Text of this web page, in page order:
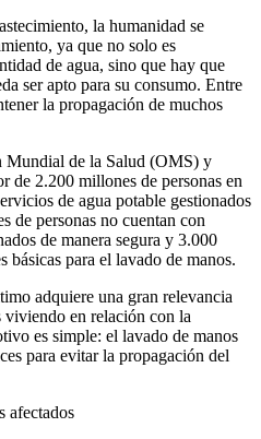
la humanidad se
ya que no solo es
de agua, sino que hay que
ser apto para su consumo. Entre
la propagación de muchos
Mundial de la Salud (OMS) y
de 2.200 millones de personas en
de agua potable gestionados
de personas no cuentan con
de manera segura y 3.000
básicas para el lavado de manos.
adquiere una gran relevancia
viviendo en relación con la
es simple: el lavado de manos
para evitar la propagación del
afectados